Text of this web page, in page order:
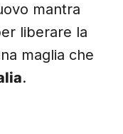
mantra
liberare la
maglia che
.